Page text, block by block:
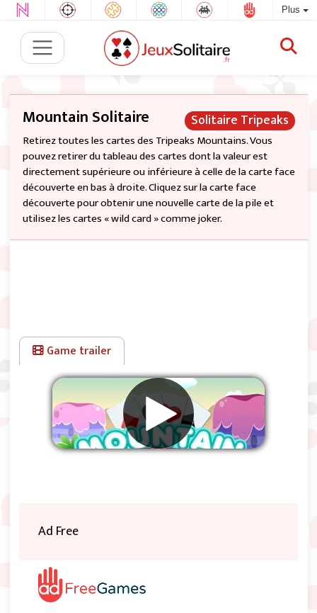
Plus
Solitaire Tripeaks
Mountain Solitaire
Retirez toutes les cartes des Tripeaks Mountains. Vous
pouvez retirer du tableau des cartes dont la valeur est
directement supérieure ou inférieure à celle de la carte face
découverte en bas à droite. Cliquez sur la carte face
découverte pour obtenir une nouvelle carte de la pile et
utilisez les cartes « wild card » comme joker.
Game trailer
Ad Free